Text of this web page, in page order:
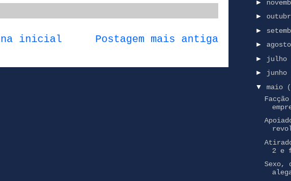
Postagem mais antiga
inicial
►
►
►
► agosto
► julho
► junho
▼ maio
2 e
Sexo,